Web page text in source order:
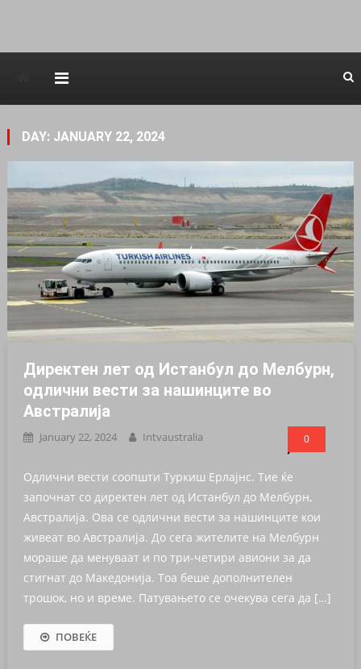
DAY: JANUARY 22, 2024
Директен лет од Истанбул до Мелбурн,
одлични вести за нашинците во
Австралија
January 22, 2024 Intvaustralia 0
Одлични вести соопшти Туркиш Ерлајнс. Тие ќе
започнат со директен лет од Истанбул до Мелбурн,
Австралија. Ова се одлични вести за нашинците кои
живеат во Австралија. До сега жителите на Мелбурн
мораше да менуваат и по три-четири авиони за да
стигнат до Македонија. Тоа беше дополнителен
трошок, но и време. Патувањето се очекува сега да […]
ПОВЕЌЕ